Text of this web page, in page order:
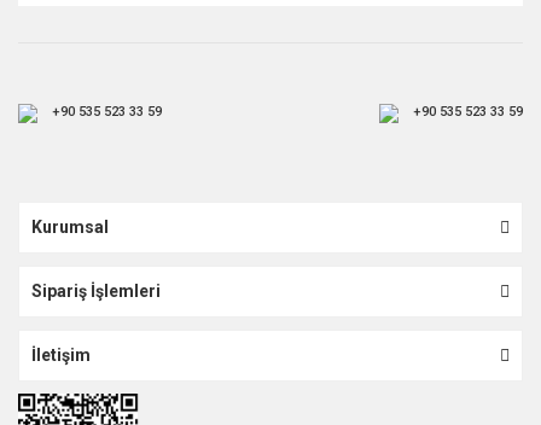
+90 535 523 33 59 +90 535 523 33 59
Kurumsal
Sipariş İşlemleri
İletişim